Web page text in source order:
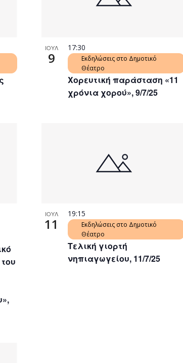
ΙΟΥΛ
9
Χορευτική παράσταση «11
χρόνια χορού», 9/7/25
17:30
Εκδηλώσεις στο Δημοτικό
Θέατρο
ΙΟΥΛ
11
Τελική γιορτή
νηπιαγωγείου, 11/7/25
19:15
Εκδηλώσεις στο Δημοτικό
Θέατρο